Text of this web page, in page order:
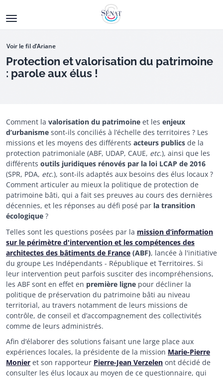
au
Voir le fil d’Ariane
Protection et valorisation du patrimoine
: parole aux élus !
Comment la valorisation du patrimoine et les enjeux
d’urbanisme sont-ils conciliés à l’échelle des territoires ? Les
missions et les moyens des différents acteurs publics de la
protection patrimoniale (ABF, UDAP, CAUE, etc.), ainsi que les
différents outils juridiques rénovés par la loi LCAP de 2016
(SPR, PDA, etc.), sont-ils adaptés aux besoins des élus locaux ?
Comment articuler au mieux la politique de protection de
patrimoine bâti, qui a fait ses preuves au cours des dernières
décennies, et les réponses au défi posé par la transition
écologique ?
Telles sont les questions posées par la mission d’information
sur le périmètre d'intervention et les compétences des
architectes des bâtiments de France (ABF), lancée à l'initiative
du groupe Les Indépendants - République et Territoires. Si
leur intervention peut parfois susciter des incompréhensions,
les ABF sont en effet en première ligne pour décliner la
politique de préservation du patrimoine bâti au niveau
territorial, au travers notamment de leurs missions de
contrôle, de conseil et d’accompagnement des collectivités
comme de leurs administrés.
Afin d’élaborer des solutions faisant une large place aux
expériences locales, la présidente de la mission Marie-Pierre
Monier et son rapporteur Pierre-Jean Verzelen ont décidé de
consulter les élus locaux au moyen de ce questionnaire, qui
Ouverture de la consultation